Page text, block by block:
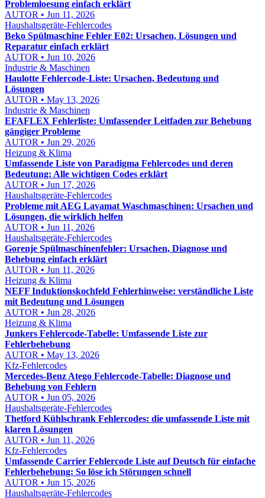
Problemloesung einfach erklärt
AUTOR • Jun 11, 2026
Haushaltsgeräte-Fehlercodes
Beko Spülmaschine Fehler E02: Ursachen, Lösungen und
Reparatur einfach erklärt
AUTOR • Jun 10, 2026
Industrie & Maschinen
Haulotte Fehlercode-Liste: Ursachen, Bedeutung und
Lösungen
AUTOR • May 13, 2026
Industrie & Maschinen
EFAFLEX Fehlerliste: Umfassender Leitfaden zur Behebung
gängiger Probleme
AUTOR • Jun 29, 2026
Heizung & Klima
Umfassende Liste von Paradigma Fehlercodes und deren
Bedeutung: Alle wichtigen Codes erklärt
AUTOR • Jun 17, 2026
Haushaltsgeräte-Fehlercodes
Probleme mit AEG Lavamat Waschmaschinen: Ursachen und
Lösungen, die wirklich helfen
AUTOR • Jun 11, 2026
Haushaltsgeräte-Fehlercodes
Gorenje Spülmaschinenfehler: Ursachen, Diagnose und
Behebung einfach erklärt
AUTOR • Jun 11, 2026
Heizung & Klima
NEFF Induktionskochfeld Fehlerhinweise: verständliche Liste
mit Bedeutung und Lösungen
AUTOR • Jun 28, 2026
Heizung & Klima
Junkers Fehlercode-Tabelle: Umfassende Liste zur
Fehlerbehebung
AUTOR • May 13, 2026
Kfz-Fehlercodes
Mercedes-Benz Atego Fehlercode-Tabelle: Diagnose und
Behebung von Fehlern
AUTOR • Jun 05, 2026
Haushaltsgeräte-Fehlercodes
Thetford Kühlschrank Fehlercodes: die umfassende Liste mit
klaren Lösungen
AUTOR • Jun 11, 2026
Kfz-Fehlercodes
Umfassende Carrier Fehlercode Liste auf Deutsch für einfache
Fehlerbehebung: So löse ich Störungen schnell
AUTOR • Jun 15, 2026
Haushaltsgeräte-Fehlercodes